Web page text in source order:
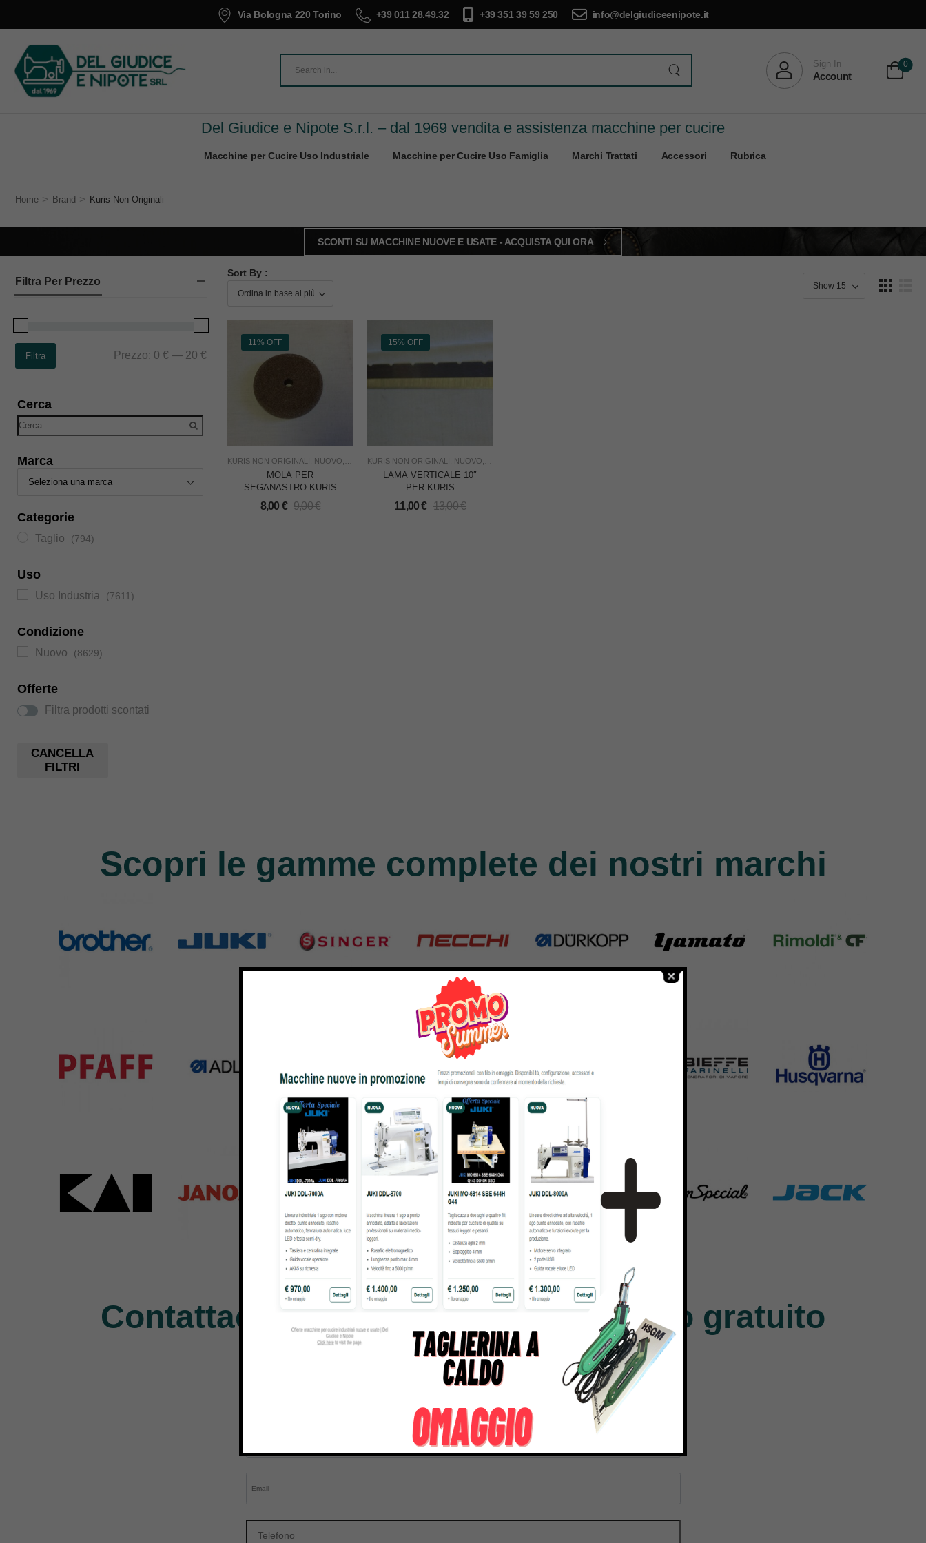
Via Bologna 220 Torino +39 011 28.49.32 +39 351 39 59 250 info@delgiudiceenipote.it
Sign In
Account
0
Del Giudice e Nipote S.r.l. – dal 1969 vendita e assistenza macchine per cucire
Macchine per Cucire Uso Industriale Macchine per Cucire Uso Famiglia Marchi Trattati Accessori Rubrica
Home > Brand > Kuris Non Originali
SCONTI SU MACCHINE NUOVE E USATE - ACQUISTA QUI ORA
Filtra Per Prezzo
Filtra Prezzo: 0 € — 20 €
Cerca
Marca
Categorie
Taglio (794)
Uso
Uso Industria (7611)
Condizione
Nuovo (8629)
Offerte
Filtra prodotti scontati
CANCELLA
FILTRI
Sort By :
11% OFF
KURIS NON ORIGINALI NUOVO RICAMBI PER TAGLIERINE, TAGLIO,USO INDUSTRIA
MOLA PER
SEGANASTRO KURIS
8,00 € 9,00€
15% OFF
KURIS NON ORIGINALI NUOVO
LAMA VERTICALE 10″
PER KURIS
11,00€ 13,00€
Scopri le gamme complete dei nostri marchi
Necchi
770 Products
Baratto
172 Products
Bernina
295 Products
Cornely
198 Products
Pegasus
11 Products
Perfecta
50 Products
Rasor
117 Products
Contattaci per chiedere un preventivo gratuito